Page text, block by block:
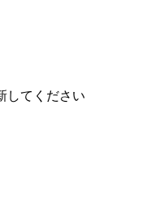
してください